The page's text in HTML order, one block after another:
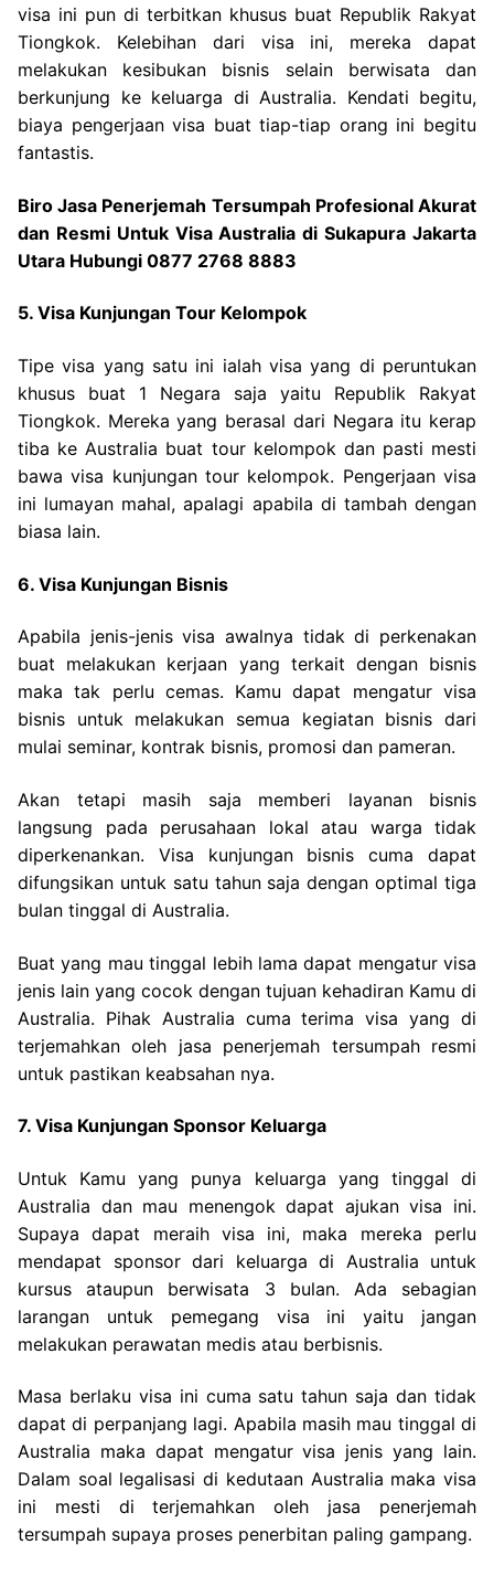
visa ini pun di terbitkan khusus buat Republik Rakyat
Tiongkok. Kelebihan dari visa ini, mereka dapat
melakukan kesibukan bisnis selain berwisata dan
berkunjung ke keluarga di Australia. Kendati begitu,
biaya pengerjaan visa buat tiap-tiap orang ini begitu
fantastis.
Biro Jasa Penerjemah Tersumpah Profesional Akurat
dan Resmi Untuk Visa Australia di Sukapura Jakarta
Utara Hubungi 0877 2768 8883
5. Visa Kunjungan Tour Kelompok
Tipe visa yang satu ini ialah visa yang di peruntukan
khusus buat 1 Negara saja yaitu Republik Rakyat
Tiongkok. Mereka yang berasal dari Negara itu kerap
tiba ke Australia buat tour kelompok dan pasti mesti
bawa visa kunjungan tour kelompok. Pengerjaan visa
ini lumayan mahal, apalagi apabila di tambah dengan
biasa lain.
6. Visa Kunjungan Bisnis
Apabila jenis-jenis visa awalnya tidak di perkenakan
buat melakukan kerjaan yang terkait dengan bisnis
maka tak perlu cemas. Kamu dapat mengatur visa
bisnis untuk melakukan semua kegiatan bisnis dari
mulai seminar, kontrak bisnis, promosi dan pameran.
Akan tetapi masih saja memberi layanan bisnis
langsung pada perusahaan lokal atau warga tidak
diperkenankan. Visa kunjungan bisnis cuma dapat
difungsikan untuk satu tahun saja dengan optimal tiga
bulan tinggal di Australia.
Buat yang mau tinggal lebih lama dapat mengatur visa
jenis lain yang cocok dengan tujuan kehadiran Kamu di
Australia. Pihak Australia cuma terima visa yang di
terjemahkan oleh jasa penerjemah tersumpah resmi
untuk pastikan keabsahan nya.
7. Visa Kunjungan Sponsor Keluarga
Untuk Kamu yang punya keluarga yang tinggal di
Australia dan mau menengok dapat ajukan visa ini.
Supaya dapat meraih visa ini, maka mereka perlu
mendapat sponsor dari keluarga di Australia untuk
kursus ataupun berwisata 3 bulan. Ada sebagian
larangan untuk pemegang visa ini yaitu jangan
melakukan perawatan medis atau berbisnis.
Masa berlaku visa ini cuma satu tahun saja dan tidak
dapat di perpanjang lagi. Apabila masih mau tinggal di
Australia maka dapat mengatur visa jenis yang lain.
Dalam soal legalisasi di kedutaan Australia maka visa
ini mesti di terjemahkan oleh jasa penerjemah
tersumpah supaya proses penerbitan paling gampang.